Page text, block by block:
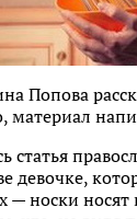
Попова
материал
статья
девочке,
— носки носят